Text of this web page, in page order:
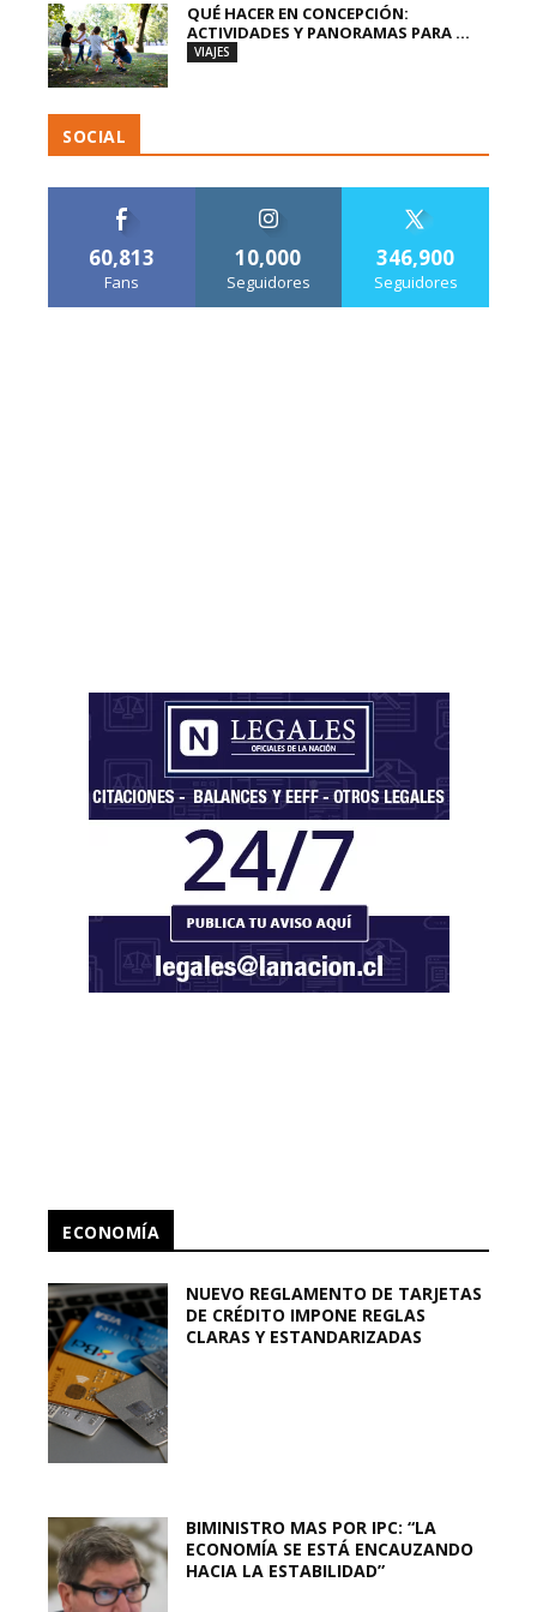
QUÉ HACER EN CONCEPCIÓN:
ACTIVIDADES Y PANORAMAS PARA ...
VIAJES
SOCIAL
60,813
Fans
10,000
Seguidores
346,900
Seguidores
ECONOMÍA
NUEVO REGLAMENTO DE TARJETAS
DE CRÉDITO IMPONE REGLAS
CLARAS Y ESTANDARIZADAS
BIMINISTRO MAS POR IPC: “LA
ECONOMÍA SE ESTÁ ENCAUZANDO
HACIA LA ESTABILIDAD”